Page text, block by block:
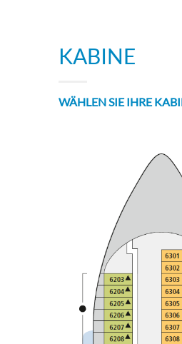
KABINE
WÄHLEN SIE IHRE